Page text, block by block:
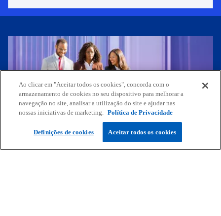
Temos uma solução para o
seu desafio
Ao clicar em "Aceitar todos os cookies", concorda com o
armazenamento de cookies no seu dispositivo para melhorar a
navegação no site, analisar a utilização do site e ajudar nas
nossas iniciativas de marketing. Política de Privacidade
Definições de cookies Aceitar todos os cookies